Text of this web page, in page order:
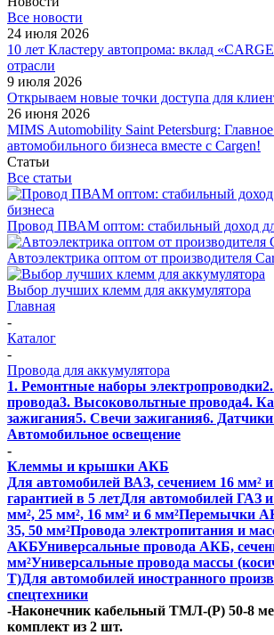
Все новости
24 июля 2026
10 лет Кластеру автопрома: вклад
отрасли
9 июля 2026
Открываем новые точки доступа для
26 июня 2026
MIMS Automobility Saint Petersburg:
автомобильного бизнеса вместе с Cargen!
Статьи
Все статьи
Провод ПВАМ оптом: стабильный доход
Автоэлектрика оптом от производителя
Выбор лучших клемм для аккумулятора
Главная
-
Каталог
-
Провода для аккумулятора
1. Ремонтные наборы электропроводки
провода3. Высоковольтные провода4.
зажигания5. Свечи зажигания6.
Автомобильное освещение
-
Клеммы и крышки АКБ
Для автомобилей ВАЗ, сечением 16 мм²
гарантией в 5 летДля автомобилей ГАЗ
мм², 25 мм², 16 мм² и 6 мм²Перемычки
35, 50 мм²Провода электропитания и
АКБУниверсальные провода АКБ,
мм²Универсальные провода массы
Т)Для автомобилей иностранного
спецтехники
-Наконечник кабельный ТМЛ-(Р) 50-8
комплект из 2 шт.